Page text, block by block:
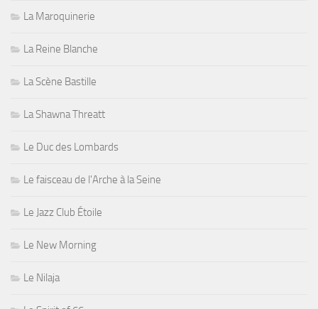
La Maroquinerie
La Reine Blanche
La Scène Bastille
La Shawna Threatt
Le Duc des Lombards
Le faisceau de l'Arche à la Seine
Le Jazz Club Étoile
Le New Morning
Le Nilaja